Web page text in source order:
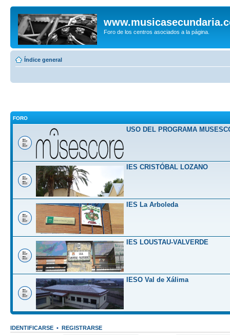
Foro de los centros asociados a la página.
Índice general
FORO
USO DEL PROGRAMA
IES CRISTÓBAL LOZANO
IES La Arboleda
IES LOUSTAU-VALVERDE
IESO Val de Xálima
IDENTIFICARSE • REGISTRARSE